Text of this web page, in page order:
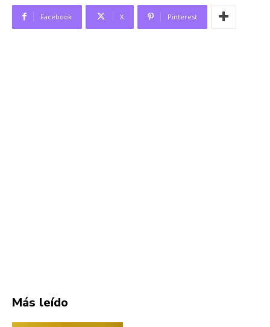
Facebook X Pinterest
Más leído